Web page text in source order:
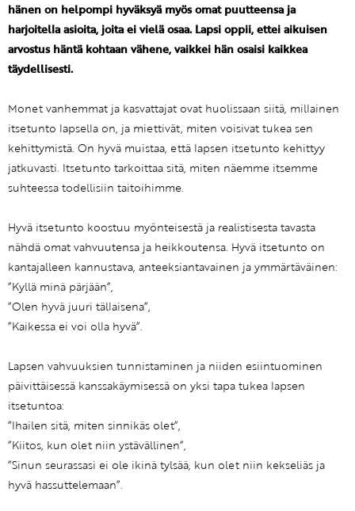
hänen on helpompi hyväksyä myös omat puutteensa ja
harjoitella asioita, joita ei vielä osaa. Lapsi oppii, ettei aikuisen
arvostus häntä kohtaan vähene, vaikkei hän osaisi kaikkea
täydellisesti.
Monet vanhemmat ja kasvattajat ovat huolissaan siitä, millainen
itsetunto lapsella on, ja miettivät, miten voisivat tukea sen
kehittymistä. On hyvä muistaa, että lapsen itsetunto kehittyy
jatkuvasti. Itsetunto tarkoittaa sitä, miten näemme itsemme
suhteessa todellisiin taitoihimme.
Hyvä itsetunto koostuu myönteisestä ja realistisesta tavasta
nähdä omat vahvuutensa ja heikkoutensa. Hyvä itsetunto on
kantajalleen kannustava, anteeksiantavainen ja ymmärtäväinen:
”Kyllä minä pärjään”,
”Olen hyvä juuri tällaisena”,
”Kaikessa ei voi olla hyvä”.
Lapsen vahvuuksien tunnistaminen ja niiden esiintuominen
päivittäisessä kanssakäymisessä on yksi tapa tukea lapsen
itsetuntoa:
”Ihailen sitä, miten sinnikäs olet”,
”Kiitos, kun olet niin ystävällinen”,
”Sinun seurassasi ei ole ikinä tylsää, kun olet niin kekseliäs ja
hyvä hassuttelemaan”.